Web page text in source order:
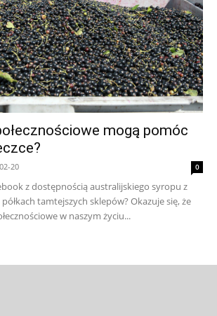
mogą pomóc
20 0
z dostępnością australijskiego syropu z
tamtejszych sklepów? Okazuje się, że
w naszym życiu...